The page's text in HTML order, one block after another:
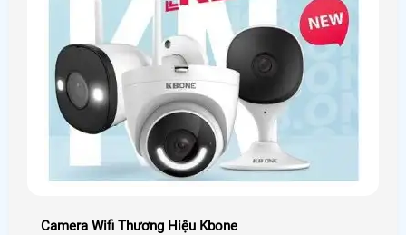
Camera Wifi Thương Hiệu Kbone